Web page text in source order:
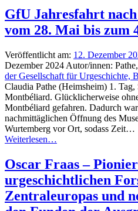
GfU Jahresfahrt
vom 28. Mai bis zum
Veröffentlicht am: 12. Dezember
Dezember 2024 Autor/innen:
der Gesellschaft für Urgeschichte,
Claudia Pathe (Heimsheim) 1.
Montbéliard. Glücklicherweise
Montbéliard gefahren. Dadurch
nachmittäglichen Öffnung des
Wurtemberg vor Ort, sodass Zeit…
Weiterlesen…
Oscar Fraas –
urgeschichtlichen
Zentraleuropas und